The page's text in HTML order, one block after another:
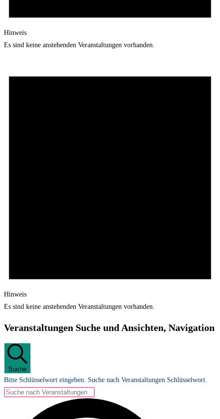
Hinweis
Es sind keine anstehenden Veranstaltungen vorhanden.
Hinweis
Es sind keine anstehenden Veranstaltungen vorhanden.
Veranstaltungen Suche und Ansichten, Navigation
Suche
Bitte Schlüsselwort eingeben. Suche nach Veranstaltungen Schlüsselwort.